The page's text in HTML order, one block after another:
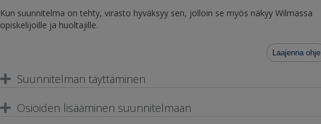
Kun suunnitelma on tehty, virasto hyväksyy sen, jolloin se myös näkyy Wilmassa
opiskelijoille ja huoltajille.
Laajenna ohje
Suunnitelman täyttäminen
Osioiden lisääminen suunnitelmaan